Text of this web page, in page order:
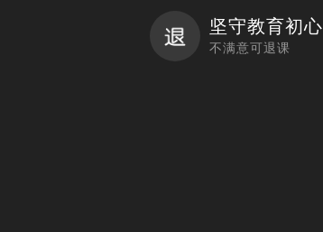
坚守教育初心
不满意可退课